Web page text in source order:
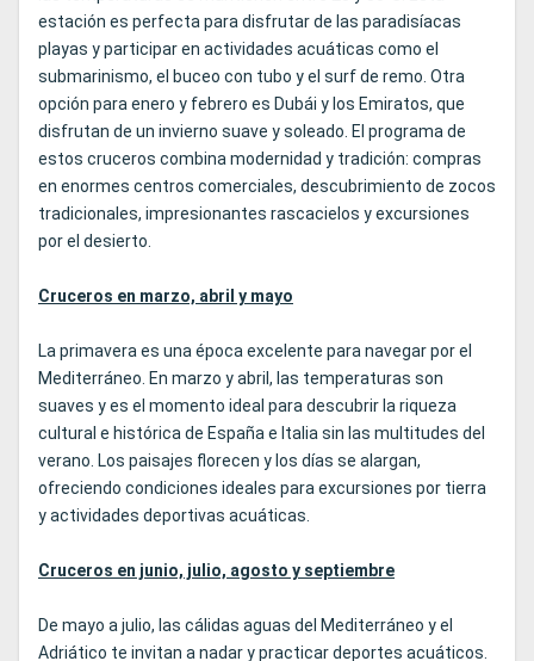
estación es perfecta para disfrutar de las paradisíacas
playas y participar en actividades acuáticas como el
submarinismo, el buceo con tubo y el surf de remo. Otra
opción para enero y febrero es Dubái y los Emiratos, que
disfrutan de un invierno suave y soleado. El programa de
estos cruceros combina modernidad y tradición: compras
en enormes centros comerciales, descubrimiento de zocos
tradicionales, impresionantes rascacielos y excursiones
por el desierto.
Cruceros en marzo, abril y mayo
La primavera es una época excelente para navegar por el
Mediterráneo. En marzo y abril, las temperaturas son
suaves y es el momento ideal para descubrir la riqueza
cultural e histórica de España e Italia sin las multitudes del
verano. Los paisajes florecen y los días se alargan,
ofreciendo condiciones ideales para excursiones por tierra
y actividades deportivas acuáticas.
Cruceros en junio, julio, agosto y septiembre
De mayo a julio, las cálidas aguas del Mediterráneo y el
Adriático te invitan a nadar y practicar deportes acuáticos.